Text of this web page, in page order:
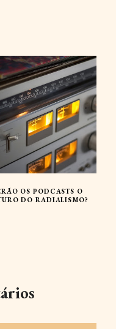
OS PODCASTS O
DO RADIALISMO?